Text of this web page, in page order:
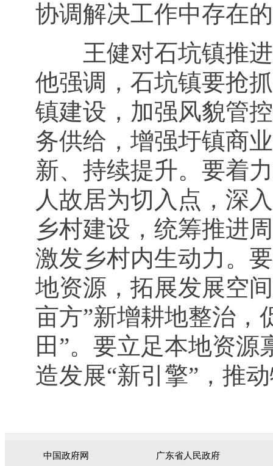
协调解决工作中存在
王健对石坑镇推
他强调，石坑镇要抢
镇建设，加强风貌管
务供给，增强圩镇商
新、持续提升。要着
人故居为切入点，深
乡村建设，统筹推进
激发乡村内生动力。
地资源，拓展发展空
亩方”新增耕地整治，
田”。要立足本地资源
造发展“新引擎”，推
中国政府网 广东省人民政府